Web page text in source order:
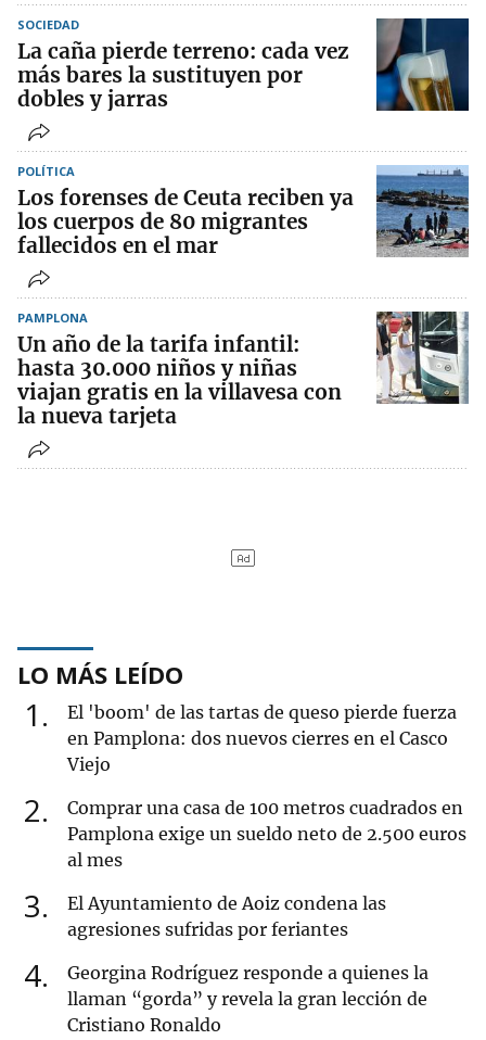
SOCIEDAD
La caña pierde terreno: cada vez
más bares la sustituyen por
dobles y jarras
POLÍTICA
Los forenses de Ceuta reciben ya
los cuerpos de 80 migrantes
fallecidos en el mar
PAMPLONA
Un año de la tarifa infantil:
hasta 30.000 niños y niñas
viajan gratis en la villavesa con
la nueva tarjeta
LO MÁS LEÍDO
1
El 'boom' de las tartas de queso pierde fuerza
en Pamplona: dos nuevos cierres en el Casco
Viejo
2
Comprar una casa de 100 metros cuadrados en
Pamplona exige un sueldo neto de 2.500 euros
al mes
3
El Ayuntamiento de Aoiz condena las
agresiones sufridas por feriantes
4
Georgina Rodríguez responde a quienes la
llaman “gorda” y revela la gran lección de
Cristiano Ronaldo